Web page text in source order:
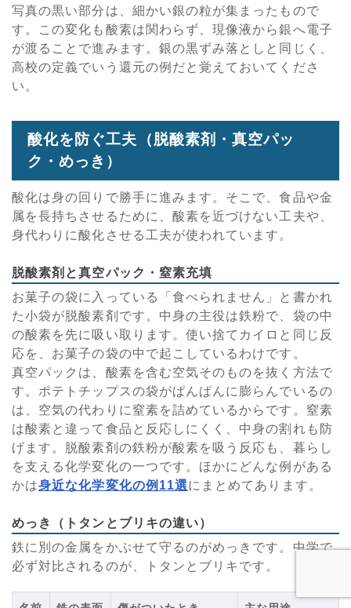
写真の黒い部分は、細かい銀の粒が集まったもので
す。この変化も酸素は関わらず、現像液から銀へ電子
が渡ることで進みます。銀の黒ずみ落としと同じく、
高校の定義でいう還元の例だと覚えておいてくださ
い。
酸化を防ぐ工夫（脱酸素剤・真空パッ
ク・めっき）
酸化は身の回りで勝手に進みます。そこで、食品や金
属を長持ちさせるために、酸素を近づけない工夫や、
身代わりに酸化させる工夫が使われています。
脱酸素剤と真空パック・窒素充填
お菓子の袋に入っている「食べられません」と書かれ
た小袋が脱酸素剤です。中身の主役は鉄粉で、袋の中
の酸素を先に吸い取ります。使い捨てカイロと同じ反
応を、お菓子の袋の中で起こしているわけです。
真空パックは、酸素を含む空気そのものを抜く方法で
す。ポテトチップスの袋がぱんぱんに膨らんでいるの
は、空気の代わりに窒素を詰めているからです。窒素
は酸素と違って食品と反応しにくく、中身の割れも防
げます。脱酸素剤の鉄粉が酸素を吸う反応も、暮らし
を支える化学変化の一つです。ほかにどんな例がある
かは身近な化学変化の例11選にまとめてあります。
めっき（トタンとブリキの違い）
鉄に別の金属をかぶせて守るのがめっきです。中学で
必ず対比されるのが、トタンとブリキです。